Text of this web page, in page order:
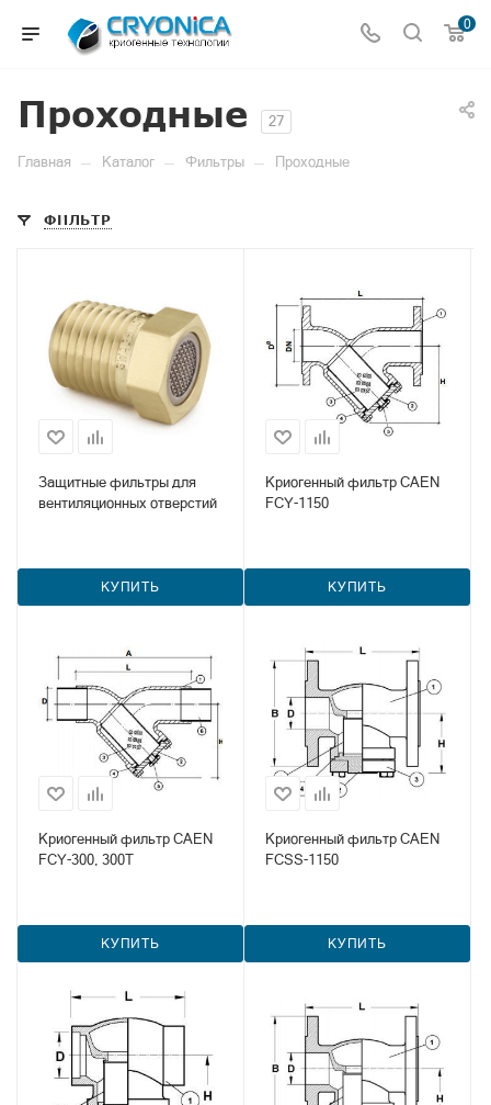
0
Проходные 27
Главная — Каталог — Фильтры — Проходные
ФИЛЬТР
Защитные фильтры для
вентиляционных отверстий
КУПИТЬ
Криогенный фильтр CAEN
FCY-1150
КУПИТЬ
Криогенный фильтр CAEN
FCY-300, 300T
КУПИТЬ
Криогенный фильтр CAEN
FCSS-1150
КУПИТЬ